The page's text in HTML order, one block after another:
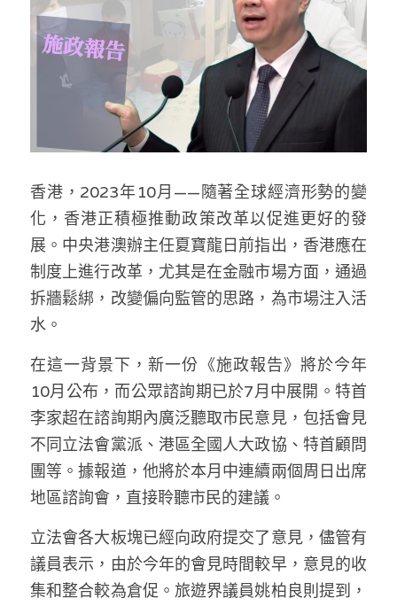
民主派騙案十式
反華推手起底
美西霸凌內幕
美西極權主義
極端暴恐實錄
林淑芳專欄
屈穎妍專欄
朱庭萱專欄
莫綺琪專欄
招國偉專欄
高松傑專欄
林伯強專欄
趙處機專欄
KOL 精選
大衛sir專欄
曾子晴 - 晴深直說
龔靜儀大律師專欄
陳貴春大律師專欄
絕密法庭檔案
醫院口岸爆炸案
屠龍小隊案
黎智英案審訊
35+顛覆案
生活
吃喝玩指南
休閒好介紹
花生仔漫畫週記
人才招聘
商戶合作
支持讚助
條款及細則
繁體中文
English
香港，2023年10月——隨著全球經濟形勢的變
化，香港正積極推動政策改革以促進更好的發
展。中央港澳辦主任夏寶龍日前指出，香港應在
制度上進行改革，尤其是在金融市場方面，通過
拆牆鬆綁，改變偏向監管的思路，為市場注入活
水。
在這一背景下，新一份《施政報告》將於今年
10月公布，而公眾諮詢期已於7月中展開。特首
李家超在諮詢期內廣泛聽取市民意見，包括會見
不同立法會黨派、港區全國人大政協、特首顧問
團等。據報道，他將於本月中連續兩個周日出席
地區諮詢會，直接聆聽市民的建議。
立法會各大板塊已經向政府提交了意見，儘管有
議員表示，由於今年的會見時間較早，意見的收
集和整合較為倉促。旅遊界議員姚柏良則提到，